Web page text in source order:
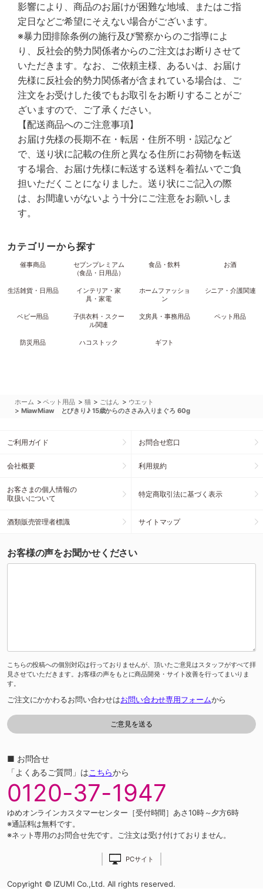
影響により、商品のお届けが困難な地域、またはご指
定日などご希望にそえない場合がございます。
※暴力団排除条例の施行及び警察からのご指導によ
り、反社会的勢力関係者からのご注文はお断りさせて
いただきます。なお、ご依頼主様、あるいは、お届け
先様に反社会的勢力関係者が含まれている場合は、ご
注文をお受けした後でもお取引をお断りすることがご
ざいますので、ご了承ください。
【配送商品へのご注意事項】
お届け先様の長期不在・転居・住所不明・誤記など
で、送り状に記載の住所と異なる住所にお荷物を転送
する場合、お届け先様に転送する送料を着払いでご負
担いただくことになりました。送り状にご記入の際
は、お間違いがないよう十分にご注意をお願いしま
す。
カテゴリーから探す
催事商品
セブンプレミアム
（食品・日用品）
食品・飲料 お酒
生活雑貨・日用品
インテリア・家
具・家電
ホームファッショ
ン
シニア・介護関連
ベビー用品
子供衣料・スクー
ル関連
文房具・事務用品 ペット用品
防災用品 ハコストック ギフト
ホーム >ペット用品 > 猫 > ごはん > ウエット
> MiawMiaw とびきり♪ 15歳からのささみ入りまぐろ 60g
ご利用ガイド お問合せ窓口
会社概要 利用規約
お客さまの個人情報の
取扱いについて
特定商取引法に基づく表示
酒類販売管理者標識 サイトマップ
お客様の声をお聞かせください
こちらの投稿への個別対応は行っておりませんが、頂いたご意見はスタッフがすべて拝
見させていただきます。お客様の声をもとに商品開発・サイト改善を行ってまいりま
す。
ご注文にかかわるお問い合わせはお問い合わせ専用フォームから
■ お問合せ
「よくあるご質問」はこちらから
0120-37-1947
ゆめオンラインカスタマーセンター［受付時間］あさ10時～夕方6時
※通話料は無料です。
※ネット専用のお問合せ先です。ご注文は受け付けておりません。
PCサイト
Copyright © IZUMI Co.,Ltd. All rights reserved.